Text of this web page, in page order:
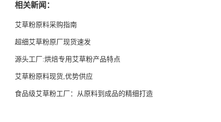
相关新闻：
艾草粉原料采购指南
超细艾草粉原厂现货速发
源头工厂:烘焙专用艾草粉产品特点
艾草粉原料现货,优势供应
食品级艾草粉工厂：从原料到成品的精细打造